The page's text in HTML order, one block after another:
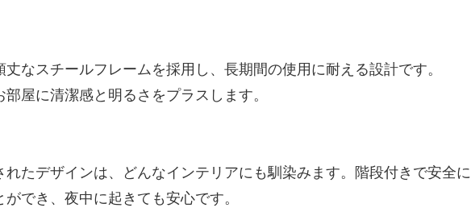
なスチールフレームを採用し、長期間の使用に耐える設計です。
屋に清潔感と明るさをプラスします。
れたデザインは、どんなインテリアにも馴染みます。階段付きで安全
ができ、夜中に起きても安心です。